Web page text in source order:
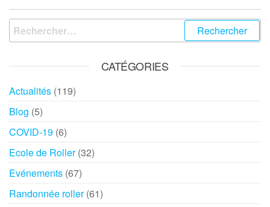
CATÉGORIES
Actualités (119)
Blog (5)
COVID-19 (6)
Ecole de Roller(32)
Evénements (67)
Randonnée roller(61)